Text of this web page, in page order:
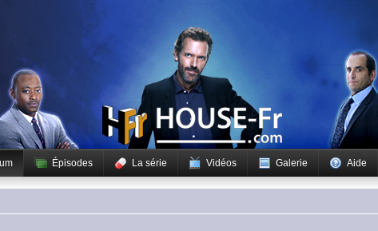
Épisodes La série Vidéos Galerie Aide